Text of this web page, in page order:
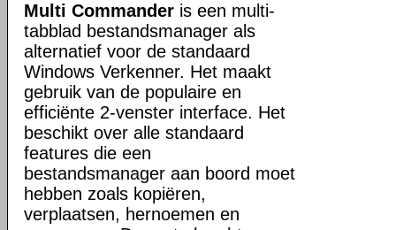
Multi Commander is een multi-
tabblad bestandsmanager als
alternatief voor de standaard
Windows Verkenner. Het maakt
gebruik van de populaire en
efficiënte 2-venster interface. Het
beschikt over alle standaard
features die een
bestandsmanager aan boord moet
hebben zoals kopiëren,
verplaatsen, hernoemen en